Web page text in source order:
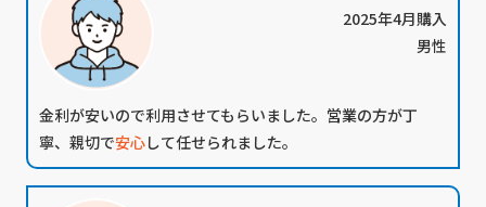
2025年4月購入
男性
金利が安いので利用させてもらいました。営業の方が丁
寧、親切で安心して任せられました。